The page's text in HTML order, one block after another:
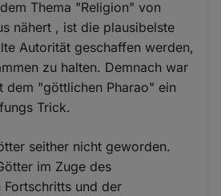
Thema "Religion" von
nähert , ist die plausibelste
Autorität geschaffen werden,
zu halten. Demnach war
dem "göttlichen Pharao" ein
Trick.
seither nicht geworden.
im Zuge des
und der